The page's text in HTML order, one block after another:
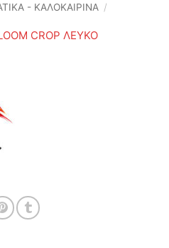
- ΚΑΛΟΚΑΙΡΙΝΆ /
CROP ΛΕΥΚΟ